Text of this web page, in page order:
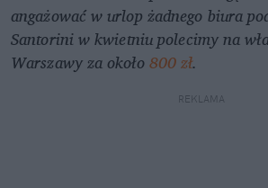
angażować w urlop żadnego biura
Santorini w kwietniu polecimy na
Warszawy za około800 zł.
REKLAMA